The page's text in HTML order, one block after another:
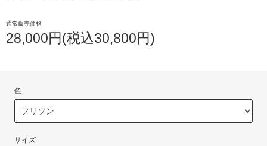
通常販売価格
28,000円(税込30,800円)
色
サイズ